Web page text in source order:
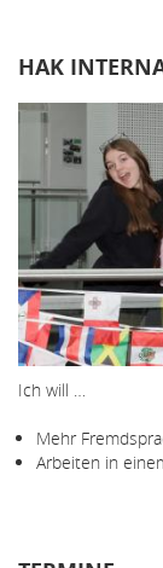
HAK
Ich will …
Mehr
Arbeiten in